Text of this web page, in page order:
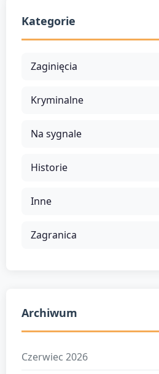
Kategorie
Zaginięcia
Kryminalne
Na sygnale
Historie
Inne
Zagranica
Archiwum
Czerwiec 2026